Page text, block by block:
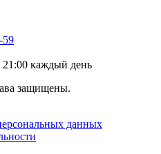
59
21:00 каждый день
защищены.
данных